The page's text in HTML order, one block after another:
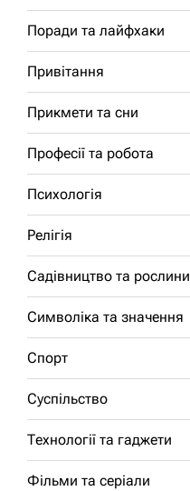
Поради та лайфхаки
Привітання
Прикмети та сни
Професії та робота
Психологія
Релігія
Садівництво та рослини
Символіка та значення
Спорт
Суспільство
Технології та гаджети
Фільми та серіали